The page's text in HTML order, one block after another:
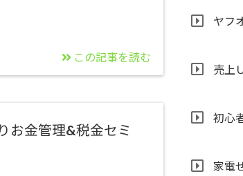
この記事を読む
金管理&税金セミ
ヤフ
売上
初心
家電